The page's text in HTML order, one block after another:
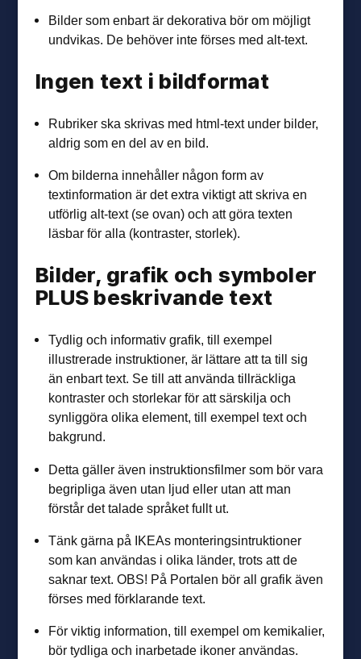
Bilder som enbart är dekorativa bör om möjligt
undvikas. De behöver inte förses med alt-text.
Ingen text i bildformat
Rubriker ska skrivas med html-text under bilder,
aldrig som en del av en bild.
Om bilderna innehåller någon form av
textinformation är det extra viktigt att skriva en
utförlig alt-text (se ovan) och att göra texten
läsbar för alla (kontraster, storlek).
Bilder, grafik och symboler
PLUS beskrivande text
Tydlig och informativ grafik, till exempel
illustrerade instruktioner, är lättare att ta till sig
än enbart text. Se till att använda tillräckliga
kontraster och storlekar för att särskilja och
synliggöra olika element, till exempel text och
bakgrund.
Detta gäller även instruktionsfilmer som bör vara
begripliga även utan ljud eller utan att man
förstår det talade språket fullt ut.
Tänk gärna på IKEAs monteringsintruktioner
som kan användas i olika länder, trots att de
saknar text. OBS! På Portalen bör all grafik även
förses med förklarande text.
För viktig information, till exempel om kemikalier,
bör tydliga och inarbetade ikoner användas.